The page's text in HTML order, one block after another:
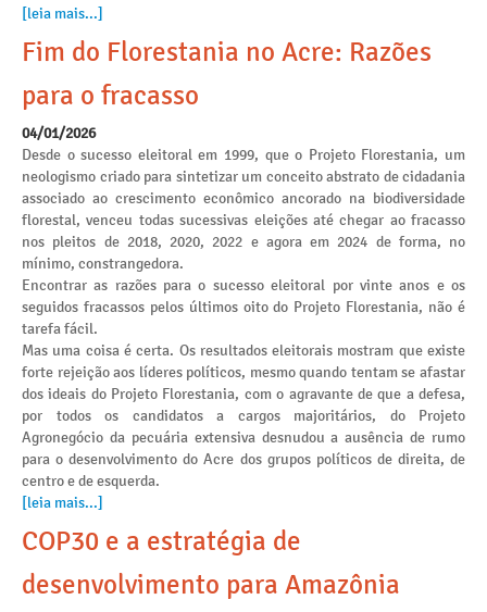
[leia mais...]
Fim do Florestania no Acre: Razões
para o fracasso
04/01/2026
Desde o sucesso eleitoral em 1999, que o Projeto Florestania, um
neologismo criado para sintetizar um conceito abstrato de cidadania
associado ao crescimento econômico ancorado na biodiversidade
florestal, venceu todas sucessivas eleições até chegar ao fracasso
nos pleitos de 2018, 2020, 2022 e agora em 2024 de forma, no
mínimo, constrangedora.
Encontrar as razões para o sucesso eleitoral por vinte anos e os
seguidos fracassos pelos últimos oito do Projeto Florestania, não é
tarefa fácil.
Mas uma coisa é certa. Os resultados eleitorais mostram que existe
forte rejeição aos líderes políticos, mesmo quando tentam se afastar
dos ideais do Projeto Florestania, com o agravante de que a defesa,
por todos os candidatos a cargos majoritários, do Projeto
Agronegócio da pecuária extensiva desnudou a ausência de rumo
para o desenvolvimento do Acre dos grupos políticos de direita, de
centro e de esquerda.
[leia mais...]
COP30 e a estratégia de
desenvolvimento para Amazônia